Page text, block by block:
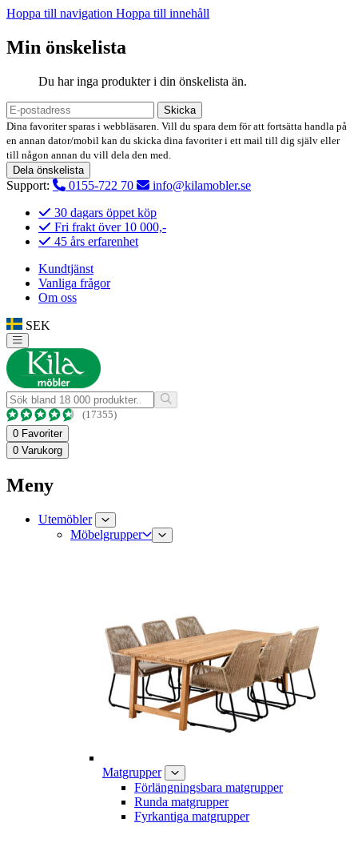
Hoppa till navigation Hoppa till innehåll
Min önskelista
Du har inga produkter i din önskelista än.
Skicka
Dina favoriter sparas i webbläsaren. Vill du spara dem för att fortsätta handla på
en annan dator/mobil kan du skicka dina favoriter i ett mail till dig själv eller
till någon annan du vill dela den med.
Dela önskelista
Support: 0155-722 70
info@kilamobler.se
30 dagars öppet köp
Fri frakt över 10 000,-
45 års erfarenhet
Kundtjänst
Vanliga frågor
Om oss
SEK
(17355)
0 Favoriter
0 Varukorg
Meny
Utemöbler
Möbelgrupper
Matgrupper
Förlängningsbara matgrupper
Runda matgrupper
Fyrkantiga matgrupper